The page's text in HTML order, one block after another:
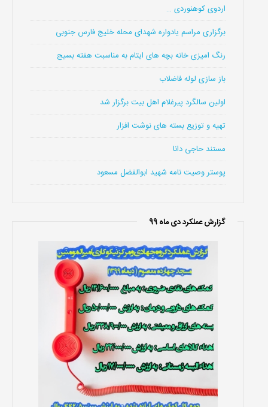
اردوی کوهنوردی …
برگزاری مراسم یادواره شهدای محله خلیج فارس جنوبی
رنگ امیزی خانه بچه های ایتام به مناسبت هفته بسیج
باز سازی لوله فاضلاب
اولین سالگرد پیرغلام اهل بیت برگزار شد
تهیه و توزیع بسته های نوشت افزار
مستند حاجی دانا
پوستر وصیت نامه شهید ابوالفضل مسعود
گزارش عملکرد دی ماه 99